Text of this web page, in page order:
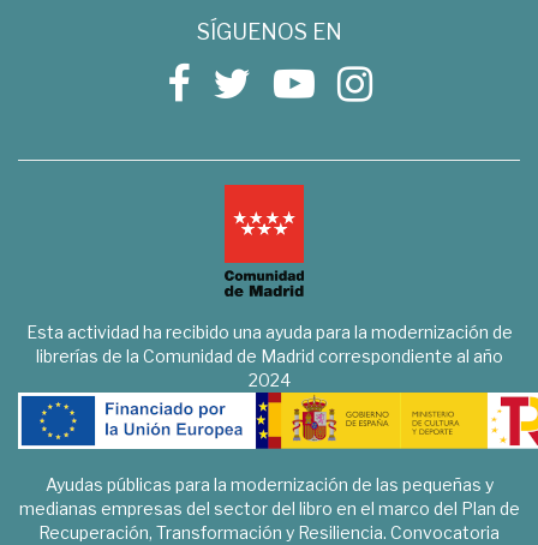
SÍGUENOS EN
Esta actividad ha recibido una ayuda para la modernización de
librerías de la Comunidad de Madrid correspondiente al año
2024
Ayudas públicas para la modernización de las pequeñas y
medianas empresas del sector del libro en el marco del Plan de
Recuperación, Transformación y Resiliencia. Convocatoria